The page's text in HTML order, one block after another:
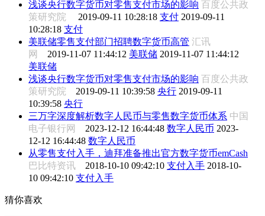
浅谈央行数字货币对零售支付市场的影响 百度公共政
策研究院 2019-09-11 10:28:18 支付 2019-09-11
10:28:18 支付
美联储零售支付部门招聘数字货币高管 汇讯
网 2019-11-07 11:44:12 美联储 2019-11-07 11:44:12
美联储
浅谈央行数字货币对零售支付市场的影响 百度公共政
策研究院 2019-09-11 10:39:58 央行 2019-09-11
10:39:58 央行
三万字深度解析数字人民币与零售数字货币体系 中国
电子银行网 2023-12-12 16:44:48 数字人民币 2023-
12-12 16:44:48 数字人民币
从零售支付入手，迪拜准备推出官方数字货币emCash
巴比特资讯 2018-10-10 09:42:10 支付入手 2018-10-
10 09:42:10 支付入手
猜你喜欢